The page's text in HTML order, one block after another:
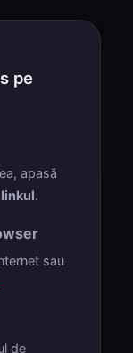
pe
apasă
.
sau
de